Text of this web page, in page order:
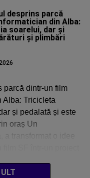
desprins parcă
din Alba:
soarelui, dar și
și plimbări
parcă dintr-un film
Alba: Tricicleta
și pedalată și este
oraș Un
transformat o idee